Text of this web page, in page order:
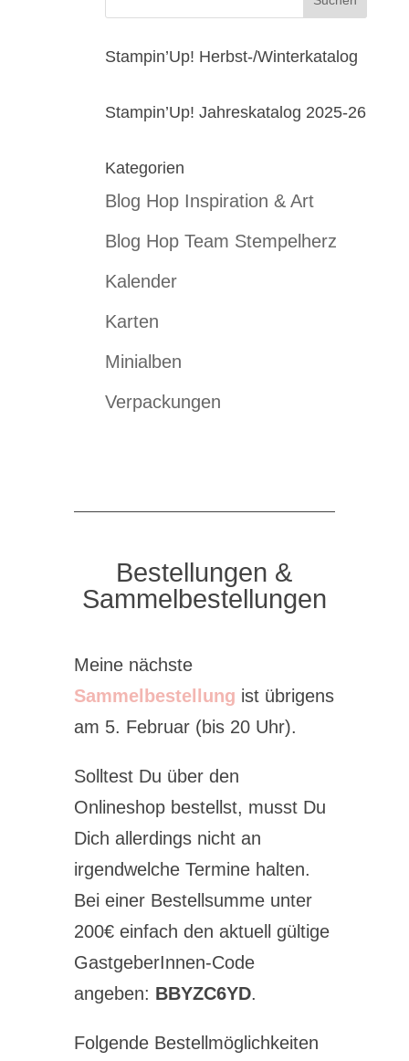
Stampin’Up! Herbst-/Winterkatalog
Stampin’Up! Jahreskatalog 2025-26
Kategorien
Blog Hop Inspiration & Art
Blog Hop Team Stempelherz
Kalender
Karten
Minialben
Verpackungen
Bestellungen &
Sammelbestellungen
Meine nächste
Sammelbestellung ist übrigens
am 5. Februar (bis 20 Uhr).
Solltest Du über den
Onlineshop bestellst, musst Du
Dich allerdings nicht an
irgendwelche Termine halten.
Bei einer Bestellsumme unter
200€ einfach den aktuell gültige
GastgeberInnen-Code
angeben: BBYZC6YD.
Folgende Bestellmöglichkeiten